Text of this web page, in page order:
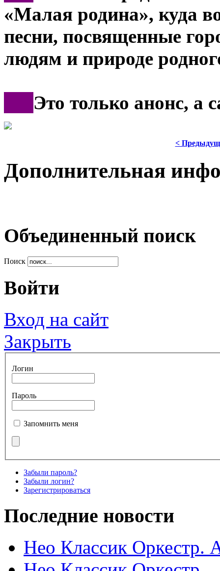
«Малая родина», куда
песни, посвященные
людям и природе
Это только анонс, а
<
Дополнительная
Объединенный поиск
Поиск
Войти
Вход на сайт
Закрыть
Логин
Пароль
Запомнить меня
Забыли пароль?
Забыли логин?
Зарегистрироваться
Последние новости
Нео Классик Оркестр.